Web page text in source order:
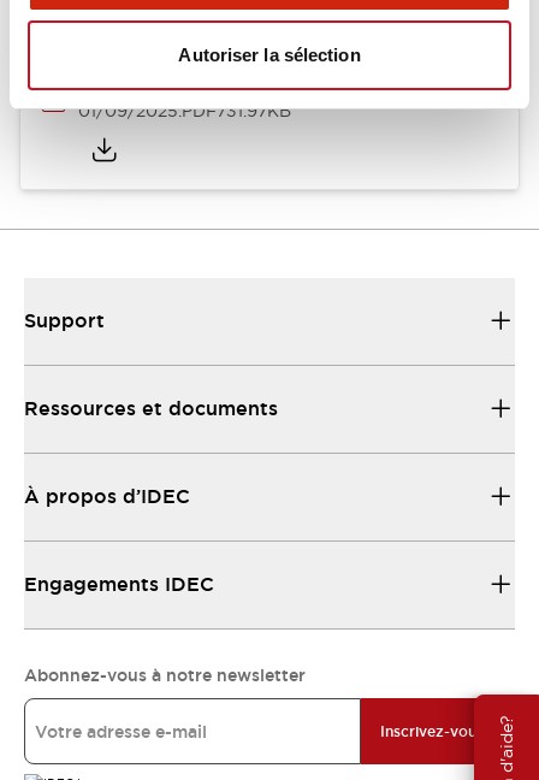
Autoriser la sélection
LW Catalog
01/09/2025.PDF731.97KB
Support
Ressources et documents
À propos d’IDEC
Engagements IDEC
Abonnez-vous à notre newsletter
Inscrivez-vous